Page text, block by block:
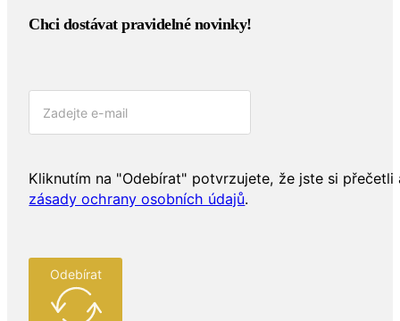
Chci dostávat pravidelné novinky!​
Kliknutím na "Odebírat" potvrzujete, že jste si přečetli
zásady ochrany osobních údajů.
Odebírat